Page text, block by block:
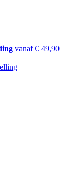
vanaf € 49,90